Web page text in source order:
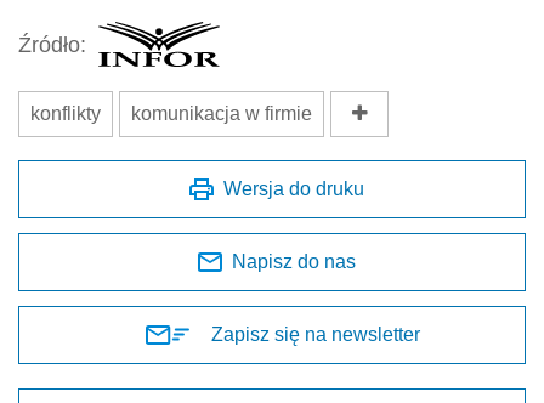
Źródło:
konflikty komunikacja w firmie
Wersja do druku
Napisz do nas
Zapisz się na newsletter